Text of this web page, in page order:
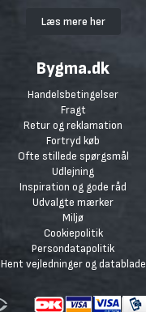
Læs mere her
Bygma.dk
Handelsbetingelser
Fragt
Retur og reklamation
Fortryd køb
Ofte stillede spørgsmål
Udlejning
Inspiration og gode råd
Udvalgte mærker
Miljø
Cookiepolitik
Persondatapolitik
Hent vejledninger og datablade